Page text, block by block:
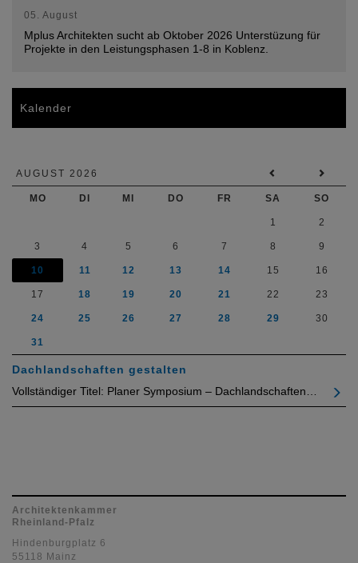
05. August
Mplus Architekten sucht ab Oktober 2026 Unterstüzung für
Projekte in den Leistungsphasen 1-8 in Koblenz.
Kalender
AUGUST 2026
MO DI MI DO FR SA SO
1 2
3 4 5 6 7 8 9
10 11 12 13 14 15 16
17 18 19 20 21 22 23
24 25 26 27 28 29 30
31
Dachlandschaften gestalten
Vollständiger Titel: Planer Symposium – Dachlandschaften…
Architektenkammer
Rheinland-Pfalz
Hindenburgplatz 6
55118 Mainz